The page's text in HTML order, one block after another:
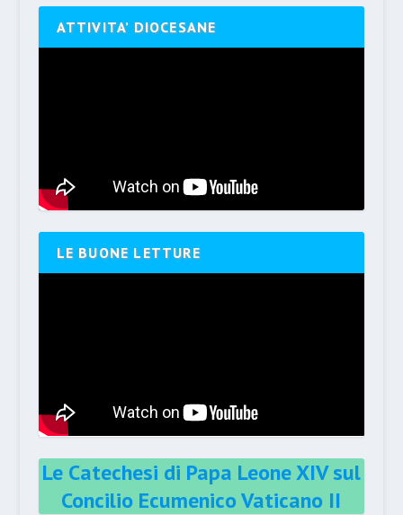
ATTIVITA’ DIOCESANE
LE BUONE LETTURE
Le Catechesi di Papa Leone XIV sul
Concilio Ecumenico Vaticano II